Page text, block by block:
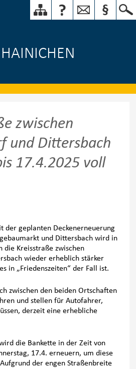
HAINICHEN
zwischen
und Dittersbach
17.4.2025 voll
der geplanten Deckenerneuerung
und Dittersbach wird in
die Kreisstraße zwischen
wieder erheblich stärker
in „Friedenszeiten“ der Fall ist.
zwischen den beiden Ortschaften
und stellen für Autofahrer,
derzeit eine erhebliche
die Bankette in der Zeit von
17.4. erneuern, um diese
der engen Straßenbreite